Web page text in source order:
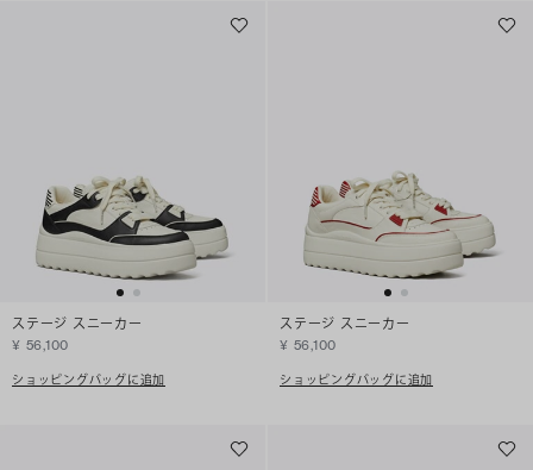
ステージ スニーカー
¥ 56,100
ショッピングバッグに追加
ステージ スニーカー
¥ 56,100
ショッピングバッグに追加